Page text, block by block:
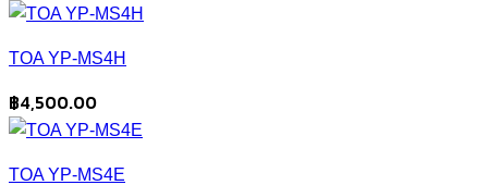
TOA YP-MS4H
฿4,500.00
TOA YP-MS4E